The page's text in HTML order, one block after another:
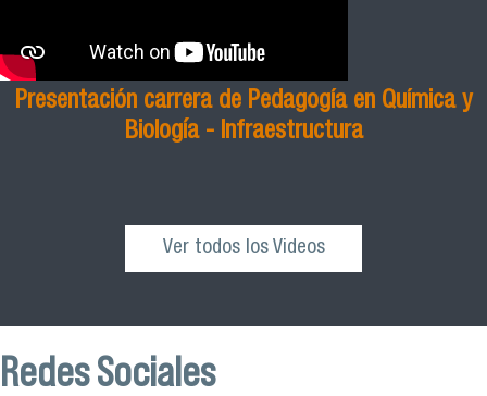
Presentación carrera de Pedagogía en Química y
Biología - Infraestructura
Ver todos los Videos
Redes Sociales